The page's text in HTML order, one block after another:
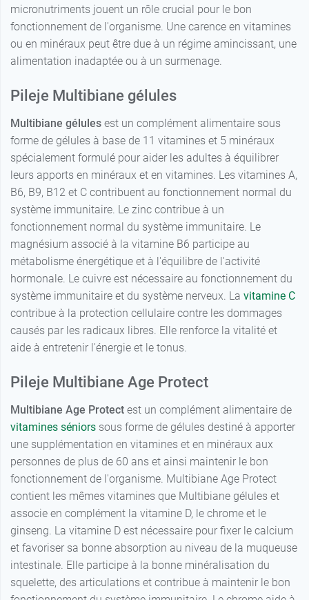
micronutriments jouent un rôle crucial pour le bon
fonctionnement de l'organisme. Une carence en vitamines
ou en minéraux peut être due à un régime amincissant, une
alimentation inadaptée ou à un surmenage.
Pileje Multibiane gélules
Multibiane gélules est un complément alimentaire sous
forme de gélules à base de 11 vitamines et 5 minéraux
spécialement formulé pour aider les adultes à équilibrer
leurs apports en minéraux et en vitamines. Les vitamines A,
B6, B9, B12 et C contribuent au fonctionnement normal du
système immunitaire. Le zinc contribue à un
fonctionnement normal du système immunitaire. Le
magnésium associé à la vitamine B6 participe au
métabolisme énergétique et à l'équilibre de l'activité
hormonale. Le cuivre est nécessaire au fonctionnement du
système immunitaire et du système nerveux. La vitamine C
contribue à la protection cellulaire contre les dommages
causés par les radicaux libres. Elle renforce la vitalité et
aide à entretenir l'énergie et le tonus.
Pileje Multibiane Age Protect
Multibiane Age Protect est un complément alimentaire de
vitamines séniors sous forme de gélules destiné à apporter
une supplémentation en vitamines et en minéraux aux
personnes de plus de 60 ans et ainsi maintenir le bon
fonctionnement de l'organisme. Multibiane Age Protect
contient les mêmes vitamines que Multibiane gélules et
associe en complément la vitamine D, le chrome et le
ginseng. La vitamine D est nécessaire pour fixer le calcium
et favoriser sa bonne absorption au niveau de la muqueuse
intestinale. Elle participe à la bonne minéralisation du
squelette, des articulations et contribue à maintenir le bon